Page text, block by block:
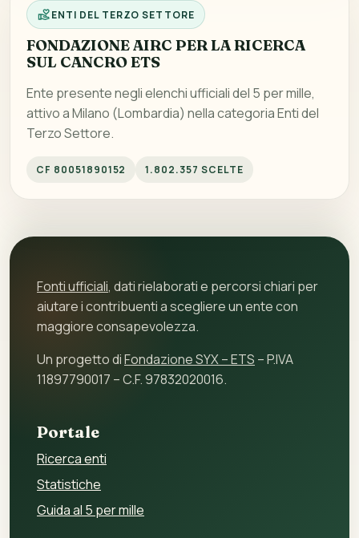
ENTI DEL TERZO SETTORE
FONDAZIONE AIRC PER LA RICERCA
SUL CANCRO ETS
Ente presente negli elenchi ufficiali del 5 per mille,
attivo a Milano (Lombardia) nella categoria Enti del
Terzo Settore.
CF 80051890152 1.802.357 SCELTE
Fonti ufficiali, dati rielaborati e percorsi chiari per
aiutare i contribuenti a scegliere un ente con
maggiore consapevolezza.
Un progetto diFondazione SYX – ETS – P.IVA
11897790017 – C.F. 97832020016.
Portale
Ricerca enti
Statistiche
Guida al 5 per mille